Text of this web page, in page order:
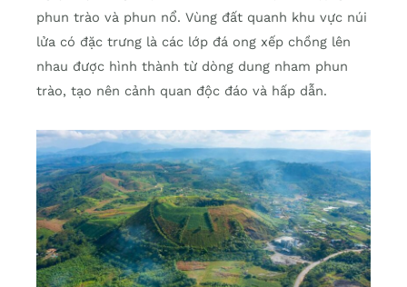
phun trào và phun nổ. Vùng đất quanh khu vực núi
lửa có đặc trưng là các lớp đá ong xếp chồng lên
nhau được hình thành từ dòng dung nham phun
trào, tạo nên cảnh quan độc đáo và hấp dẫn.